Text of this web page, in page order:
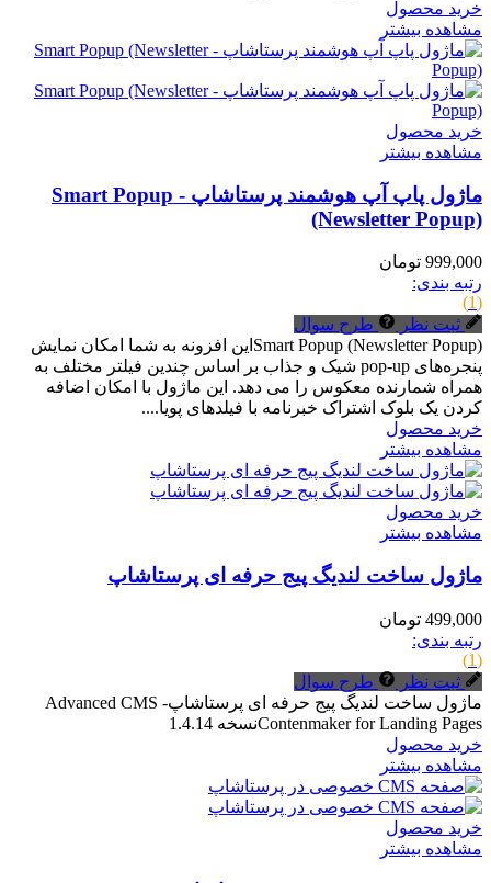
خرید محصول
مشاهده بیشتر
خرید محصول
مشاهده بیشتر
ماژول پاپ آپ هوشمند پرستاشاپ - Smart Popup
(Newsletter Popup)
999,000 تومان
رتبه بندی:
(1)
ثبت نظر
طرح سوال
Smart Popup (Newsletter Popup)این افزونه به شما امکان نمایش
پنجره‌های pop-up شیک و جذاب بر اساس چندین فیلتر مختلف به
همراه شمارنده معکوس را می دهد. این ماژول با امکان اضافه
کردن یک بلوک اشتراک خبرنامه با فیلدهای پویا....
خرید محصول
مشاهده بیشتر
خرید محصول
مشاهده بیشتر
ماژول ساخت لندیگ پیج حرفه ای پرستاشاپ
499,000 تومان
رتبه بندی:
(1)
ثبت نظر
طرح سوال
ماژول ساخت لندیگ پیج حرفه ای پرستاشاپAdvanced CMS -
Contenmaker for Landing Pagesنسخه 1.4.14
خرید محصول
مشاهده بیشتر
خرید محصول
مشاهده بیشتر